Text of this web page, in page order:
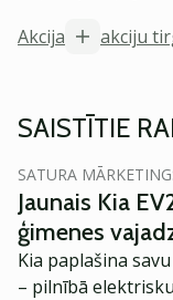
Akcija
akciju
SAISTĪTIE
SATURA
Jaunais Kia
ģimenes
Kia paplašina
– pilnībā